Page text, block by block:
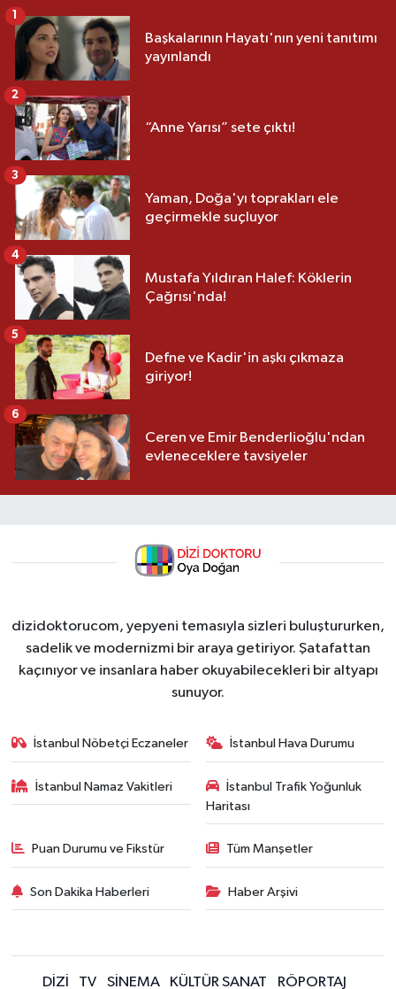
Başkalarının Hayatı'nın yeni tanıtımı
yayınlandı
1
“Anne Yarısı” sete çıktı!
2
Yaman, Doğa'yı toprakları ele
geçirmekle suçluyor
3
Mustafa Yıldıran Halef: Köklerin
Çağrısı'nda!
4
Defne ve Kadir'in aşkı çıkmaza
giriyor!
5
Ceren ve Emir Benderlioğlu'ndan
evleneceklere tavsiyeler
6
dizidoktorucom, yepyeni temasıyla sizleri buluştururken,
sadelik ve modernizmi bir araya getiriyor. Şatafattan
kaçınıyor ve insanlara haber okuyabilecekleri bir altyapı
sunuyor.
İstanbul Nöbetçi Eczaneler İstanbul Hava Durumu
İstanbul Namaz Vakitleri
İstanbul Trafik Yoğunluk
Haritası
Puan Durumu ve Fikstür Tüm Manşetler
Son Dakika Haberleri Haber Arşivi
DİZİ TV SİNEMA KÜLTÜR SANAT RÖPORTAJ